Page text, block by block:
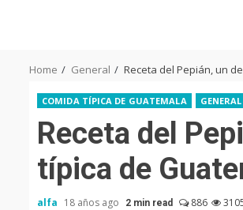
Home General Receta del Pepián, un
COMIDA TÍPICA DE GUATEMALA GENERAL
Receta del
típica de
alfa 18 años ago 2 min read 886